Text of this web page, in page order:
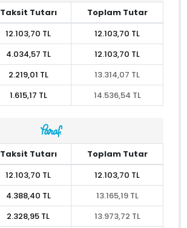
Taksit Tutarı
Toplam Tutar
12.103,70 TL
12.103,70 TL
4.034,57 TL
12.103,70 TL
2.219,01 TL
13.314,07 TL
1.615,17 TL 14.536,54 TL
Taksit Tutarı
Toplam Tutar
12.103,70 TL
12.103,70 TL
4.388,40 TL
13.165,19 TL
2.328,95 TL
13.973,72 TL